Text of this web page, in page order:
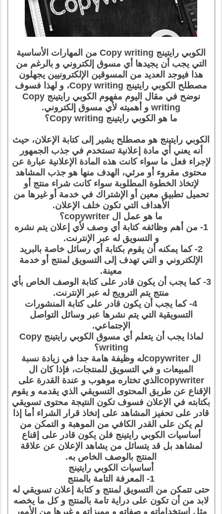
الكوبي رايتينج Copy writing من المهارات الأساسية
التي يجب أن يجيدها أي مسوق إلكتروني و بالرغم من
هذا فيوجد العديد من المسوقين الإلكترونيين يجهلون
مصطلح الكوبي رايتينج Copy writing، و لهذا فسوف
نوضح في مقال اليوم مفهوم الكوبي رايتينج Copy
writing و أهميته لأي مسوق إلكتروني.
ما هو الكوبي رايتينج Copy writing؟
الكوبي رايتينج هو مصطلح يشير إلى كتابة الإعلان، حيث
أنه يعني أي مادة إعلانية تستخدم في جذب الجمهور
لإجراء فعل ما سواء كانت هذه المادة الإعلانية عبارة عن
محتوى مقروء أو مرئي، الهدف منها هو جذب المشاهد
لإتخاذ الخطوة المطلوبة سواء كانت شراء منتج أو
تحميل تطبيق معين أو الإشتراك في خدمة أو غيرها من
الأهداف التي تكون خلف الإعلان.
ما هو عمل ال copywriter؟
1- من أهم وظائفه كتابة أي وصف لأي إعلان يتم نشره
و التسويق له عبر الإنترنت.
2- كما يمكنه أن يقوم بكتابة أي رسائل خاصة بالبريد
الإلكتروني و التي تهدف إلى التسويق لمنتج أو خدمة
معينة.
3- كما يجب أن يكون قادر على كتابة الوصف الخاص بأي
منتج يتم الترويج له عبر الإنترنت.
4- كما يجب أن يكون قادر على كتابة المنشورات
التسويقية التي يتم نشرها عبر وسائل التواصل
الإجتماعي.
لماذا يجب أن يتعلم أي مسوق الكوبي رايتينج Copy
writing؟
ال copywriterله وظيفة هامة جدا في زيادة نسبة
المبيعات و في التسويق للمنتجات، فإذا كان ال
copywriterالذي تختاره موهوب و عندة القدرة على
الإقناع عن طريق المحتوى التسويقي الذي يقدمه و يقوم
بكتابته في الإعلان فسوف تكون النتيجة محتوى تسويقي
قادر على تحفيز المشاهد على إتخاذ قرار الشراء أما إذا
لم يكن على القدر الكافي من الموهبة و التمكن من
أساسيات الكوبي رايتينج فلن يكون قادر على إقناع
لمشاهد بل قد يتسائل من يشاهد الإعلان عن علاقة
المنتج بالوصف الخاص به.
أساسيات الكوبي رايتينج
1- المعرفة التامة بالمنتج
حتى تتمكن من التسويق لمنتج و كتابة إعلان تسويقي له
لابد من أن تكون على دراية تامة بالمنتج و كل ما يخصه
مثل إستخداماته و صفاته و مميزاته و غيرها من الأمور